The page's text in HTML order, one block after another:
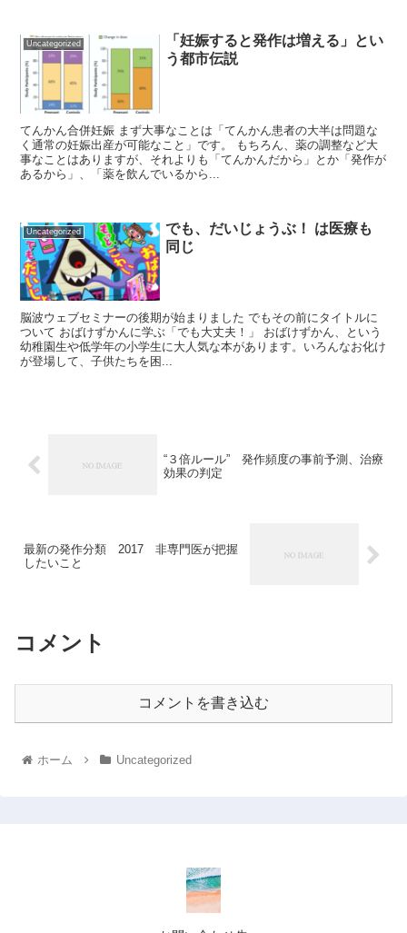
Uncategorized
「妊娠すると発作は増える」とい
う都市伝説
てんかん合併妊娠 まず大事なことは「てんかん患者の大半は問題な
く通常の妊娠出産が可能なこと」です。 もちろん、薬の調整など大
事なことはありますが、それよりも「てんかんだから」とか「発作が
あるから」、「薬を飲んでいるから...
Uncategorized
でも、だいじょうぶ！ は医療も
同じ
脳波ウェブセミナーの後期が始まりました でもその前にタイトルに
ついて おばけずかんに学ぶ「でも大丈夫！」 おばけずかん、という
幼稚園生や低学年の小学生に大人気な本があります。いろんなお化け
が登場して、子供たちを困...
“３倍ルール” 発作頻度の事前予測、治療
効果の判定
最新の発作分類 2017 非専門医が把握
したいこと
コメント
コメントを書き込む
ホーム Uncategorized